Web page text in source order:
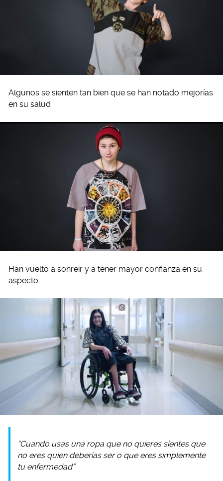
Algunos se sienten tan bien que se han notado mejorías
en su salud
Han vuelto a sonreír y a tener mayor confianza en su
aspecto
“Cuando usas una ropa que no quieres sientes que
no eres quien deberías ser o que eres simplemente
tu enfermedad”